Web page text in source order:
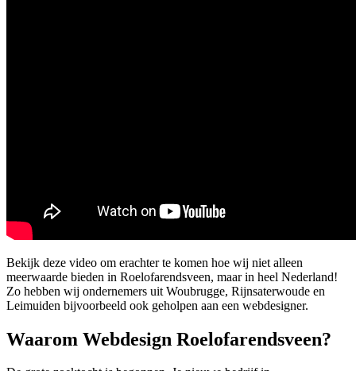
Bekijk deze video om erachter te komen hoe wij niet alleen
meerwaarde bieden in Roelofarendsveen, maar in heel Nederland!
Zo hebben wij ondernemers uit Woubrugge, Rijnsaterwoude en
Leimuiden bijvoorbeeld ook geholpen aan een webdesigner.
Waarom Webdesign Roelofarendsveen?